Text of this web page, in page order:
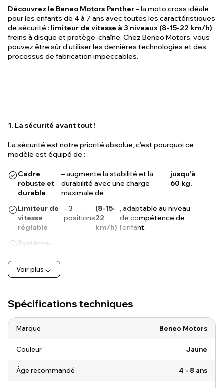
Découvrez le Beneo Motors Panther– la moto cross idéale
pour les enfants de 4 à 7 ans avec toutes les caractéristiques
de sécurité : limiteur de vitesse à 3 niveaux (8-15-22 km/h),
freins à disque et protège-chaîne. Chez Beneo Motors, vous
pouvez être sûr d'utiliser les dernières technologies et des
processus de fabrication impeccables.
1. La sécurité avant tout !
La sécurité est notre priorité absolue, c'est pourquoi ce
modèle est équipé de :
Cadre
robuste et
durable
– augmente la stabilité et la
durabilité avec une charge
maximale de
jusqu'à
60 kg.
Limiteur de
vitesse
réglable
– 3
positions
(8-15-
22
km/h)
, adaptable au niveau
de compétence de
l'enfant.
Système…
Voir plus
Spécifications techniques
Marque Beneo Motors
Couleur Jaune
Âge recommandé 4 - 8 ans